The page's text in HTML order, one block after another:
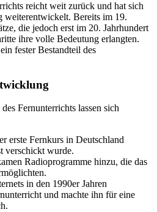
reicht weit zurück und hat sich
weiterentwickelt. Bereits im 19.
die jedoch erst im 20. Jahrhundert
ihre volle Bedeutung erlangten.
fester Bestandteil des
Fernunterrichts lassen sich
erste Fernkurs in Deutschland
verschickt wurde.
Radioprogramme hinzu, die das
in den 1990er Jahren
und machte ihn für eine